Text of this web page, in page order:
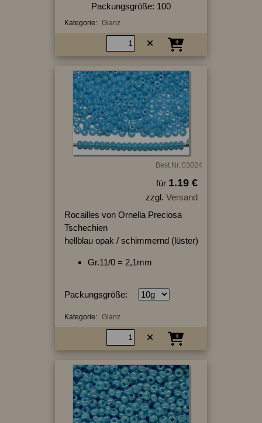
Packungsgröße: 100
Kategorie: Glanz
Best.Nr.:03024
für 1.19 €
zzgl. Versand
Rocailles von Ornella Preciosa
Tschechien
hellblau opak / schimmernd (lüster)
Gr.11/0 = 2,1mm
Packungsgröße:
Kategorie: Glanz